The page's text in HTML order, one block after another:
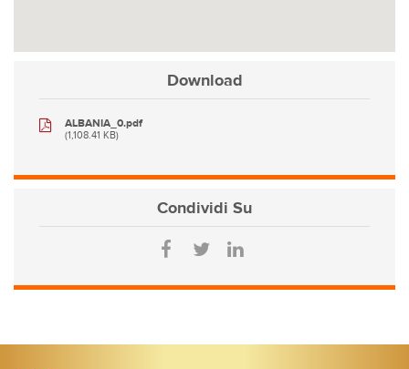
Download
ALBANIA_0.pdf
(1,108.41 KB)
Condividi Su